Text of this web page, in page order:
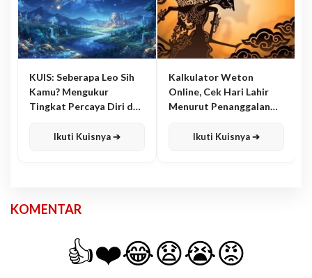
KUIS: Seberapa Leo Sih
Kamu? Mengukur
Tingkat Percaya Diri dan
Ikuti Kuisnya ➔
Kalkulator Weton
Online, Cek Hari Lahir
Menurut Penanggalan
Ikuti Kuisnya ➔
KOMENTAR
👍❤️😂😧😭😡